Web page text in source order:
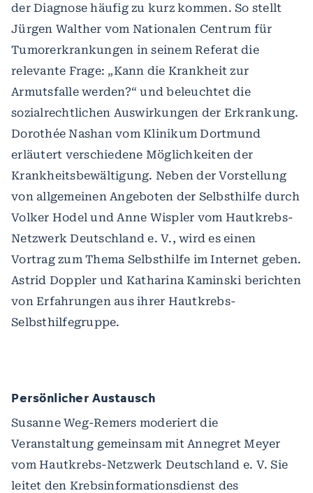
der Diagnose häufig zu kurz kommen. So stellt
Jürgen Walther vom Nationalen Centrum für
Tumorerkrankungen in seinem Referat die
relevante Frage: „Kann die Krankheit zur
Armutsfalle werden?“ und beleuchtet die
sozialrechtlichen Auswirkungen der Erkrankung.
Dorothée Nashan vom Klinikum Dortmund
erläutert verschiedene Möglichkeiten der
Krankheitsbewältigung. Neben der Vorstellung
von allgemeinen Angeboten der Selbsthilfe durch
Volker Hodel und Anne Wispler vom Hautkrebs-
Netzwerk Deutschland e. V., wird es einen
Vortrag zum Thema Selbsthilfe im Internet geben.
Astrid Doppler und Katharina Kaminski berichten
von Erfahrungen aus ihrer Hautkrebs-
Selbsthilfegruppe.
Persönlicher Austausch
Susanne Weg-Remers moderiert die
Veranstaltung gemeinsam mit Annegret Meyer
vom Hautkrebs-Netzwerk Deutschland e. V. Sie
leitet den Krebsinformationsdienst des